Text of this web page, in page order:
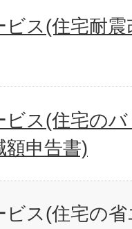
ビス(住宅耐
ビス(住宅の
額申告書)
ビス(住宅の